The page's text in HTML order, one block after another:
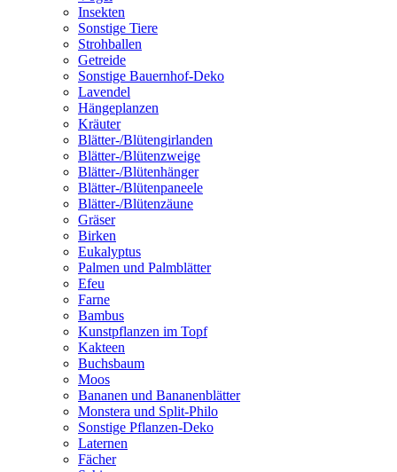
Insekten
Sonstige Tiere
Strohballen
Getreide
Sonstige Bauernhof-Deko
Lavendel
Hängeplanzen
Kräuter
Blätter-/Blütengirlanden
Blätter-/Blütenzweige
Blätter-/Blütenhänger
Blätter-/Blütenpaneele
Blätter-/Blütenzäune
Gräser
Birken
Eukalyptus
Palmen und Palmblätter
Efeu
Farne
Bambus
Kunstpflanzen im Topf
Kakteen
Buchsbaum
Moos
Bananen und Bananenblätter
Monstera und Split-Philo
Sonstige Pflanzen-Deko
Laternen
Fächer